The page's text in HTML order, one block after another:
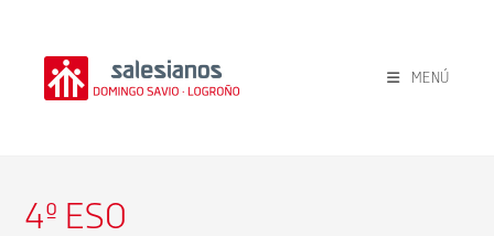
contenido
MENÚ
4º ESO